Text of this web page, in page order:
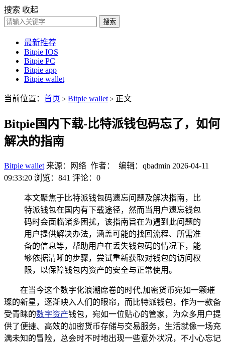
搜索 收起
搜索
最新推荐
Bitpie IOS
Bitpie PC
Bitpie app
Bitpie wallet
当前位置： 首页 > Bitpie wallet > 正文
Bitpie国内下载-比特派钱包码忘了，如何
解决的指南
Bitpie wallet 来源：网络 作者： 编辑：qbadmin 2026-04-11
09:33:20 浏览：841 评论：0
本文聚焦于比特派钱包码遗忘问题及解决指南，比
特派钱包在国内有下载途径，然而当用户遗忘钱包
码时会面临诸多困扰，该指南旨在为遇到此问题的
用户提供解决办法，涵盖可能的找回流程、所需准
备的信息等，帮助用户在丢失钱包码的情况下，能
够依据清晰的步骤，尝试重新获取对钱包的访问权
限，以保障钱包内资产的安全与正常使用。
在当今这个数字化浪潮席卷的时代,加密货币宛如一颗璀
璨的新星，逐渐映入人们的眼帘，而比特派钱包，作为一款备
受青睐的数字资产钱包，宛如一位贴心的管家，为众多用户提
供了便捷、高效的加密货币存储与交易服务，生活就像一场充
满未知的冒险，总会时不时地出现一些意外状况，不小心忘记